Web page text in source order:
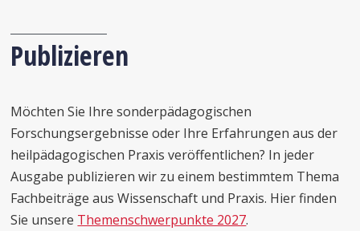
Publizieren
Möchten Sie Ihre sonderpädagogischen
Forschungsergebnisse oder Ihre Erfahrungen aus der
heilpädagogischen Praxis veröffentlichen? In jeder
Ausgabe publizieren wir zu einem bestimmtem Thema
Fachbeiträge aus Wissenschaft und Praxis. Hier finden
Sie unsere Themenschwerpunkte 2027.